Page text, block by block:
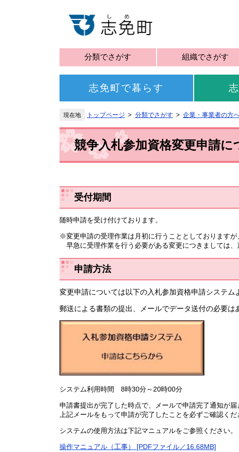
分類でさがす 組織でさがす
志免町で暮らす
トップページ 分類でさがす 企業・事業者の方
競争入札参加資格変更申請に
受付期間
随時申請を受け付けております。
※変更申請の受理作業は月初に行うこととしております
早急に受理作業を行う必要がある変更につきましては、
申請方法
変更申請については以下の入札参加資格申請システム
郵送による書類の提出、メールでデータ送付の必要は
システム利用時間 8時30分～20時00分
申請書提出が完了した時点で、メールで申請完了通知が届
上記メールをもって申請が完了したことを必ずご確認くだ
システムの使用方法は下記マニュアルをご参照ください。
操作マニュアル（工事） [PDFファイル／16.68MB]